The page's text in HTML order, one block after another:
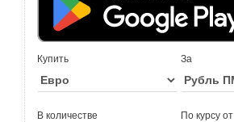
Купить За
В количестве По курсу от